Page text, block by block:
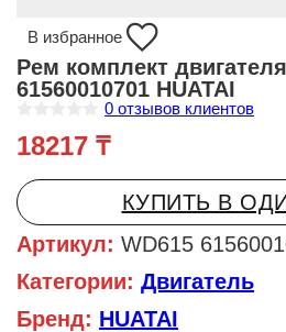
В избранное
Рем комплект
61560010701 HUATAI
ц
е
к
а
0
и
з
5
0 отзывов клиентов
18217 ₸
КУПИТЬ В
Артикул: WD615
Категории: Двигатель
Бренд: HUATAI